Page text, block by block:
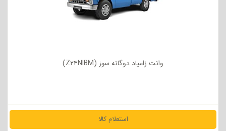
وانت زامیاد دوگانه سوز (Z۲۴NIBM)
استعلام کالا